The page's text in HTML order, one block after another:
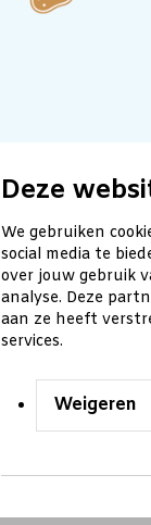
Deze
We gebruiken
social media te
over jouw gebruik
analyse. Deze
aan ze heeft
services.
Weigeren